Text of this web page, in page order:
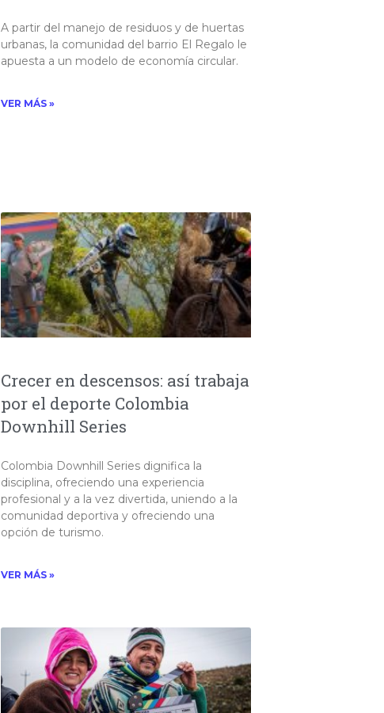
A partir del manejo de residuos y de huertas
urbanas, la comunidad del barrio El Regalo le
apuesta a un modelo de economía circular.
VER MÁS »
Crecer en descensos: así trabaja
por el deporte Colombia
Downhill Series
Colombia Downhill Series dignifica la
disciplina, ofreciendo una experiencia
profesional y a la vez divertida, uniendo a la
comunidad deportiva y ofreciendo una
opción de turismo. ​
VER MÁS »